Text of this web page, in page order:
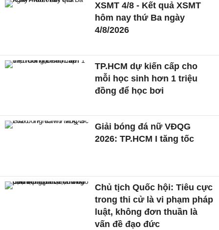
XSMT 4/8 - Kết quả XSMT
hôm nay thứ Ba ngày
4/8/2026
TP.HCM dự kiến cấp cho
mỗi học sinh hơn 1 triệu
đồng để học bơi
Giải bóng đá nữ VĐQG
2026: TP.HCM I tăng tốc
Chủ tịch Quốc hội: Tiêu cực
trong thi cử là vi phạm pháp
luật, không đơn thuần là
vấn đề đạo đức